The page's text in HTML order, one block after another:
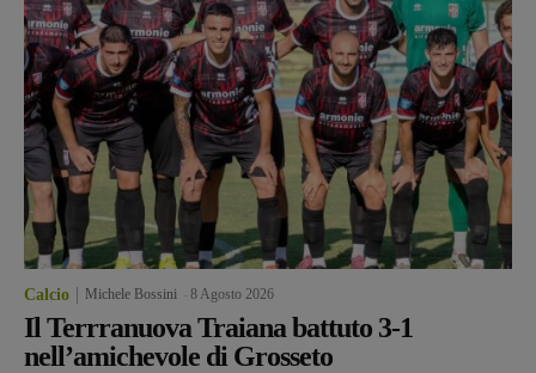
Calcio Michele Bossini 8 Agosto 2026
Il Terrranuova Traiana battuto 3-1
nell’amichevole di Grosseto